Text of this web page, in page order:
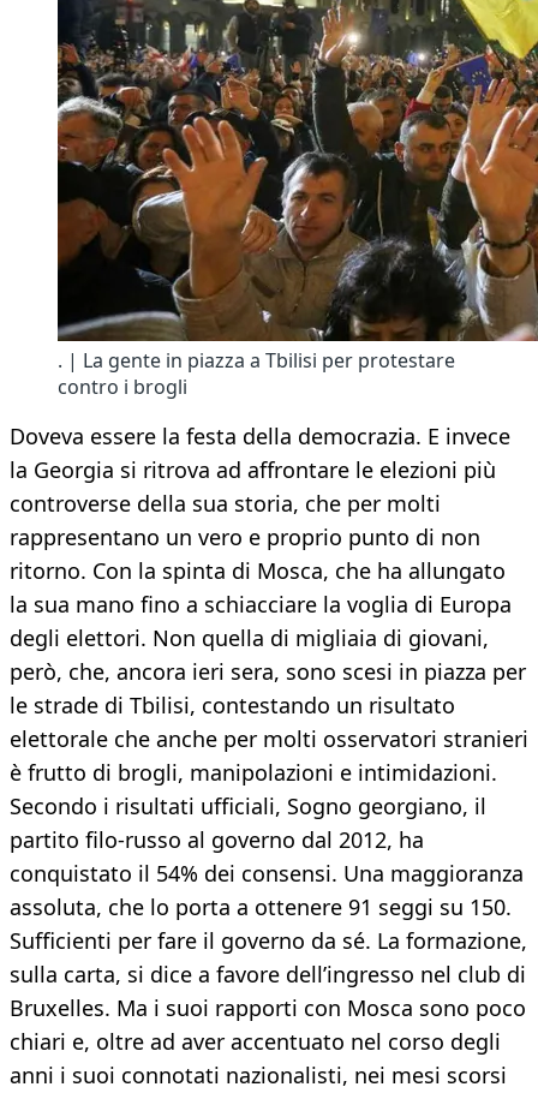
. | La gente in piazza a Tbilisi per protestare
contro i brogli
Doveva essere la festa della democrazia. E invece
la Georgia si ritrova ad affrontare le elezioni più
controverse della sua storia, che per molti
rappresentano un vero e proprio punto di non
ritorno. Con la spinta di Mosca, che ha allungato
la sua mano fino a schiacciare la voglia di Europa
degli elettori. Non quella di migliaia di giovani,
però, che, ancora ieri sera, sono scesi in piazza per
le strade di Tbilisi, contestando un risultato
elettorale che anche per molti osservatori stranieri
è frutto di brogli, manipolazioni e intimidazioni.
Secondo i risultati ufficiali, Sogno georgiano, il
partito filo-russo al governo dal 2012, ha
conquistato il 54% dei consensi. Una maggioranza
assoluta, che lo porta a ottenere 91 seggi su 150.
Sufficienti per fare il governo da sé. La formazione,
sulla carta, si dice a favore dell’ingresso nel club di
Bruxelles. Ma i suoi rapporti con Mosca sono poco
chiari e, oltre ad aver accentuato nel corso degli
anni i suoi connotati nazionalisti, nei mesi scorsi